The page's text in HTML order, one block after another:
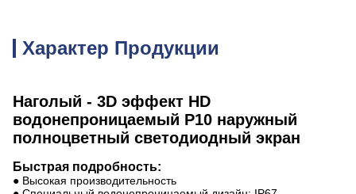
Характер Продукции
Наголый - 3D эффект HD
водонепроницаемый P10 наружный
полноцветный светодиодный экран
Быстрая подробность:
● Высокая производительность